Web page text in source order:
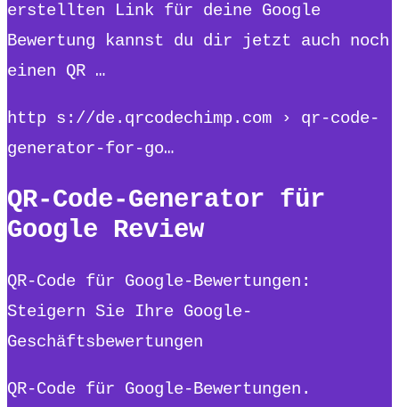
erstellten Link für deine Google
Bewertung kannst du dir jetzt auch noch
einen QR …
http s://de.qrcodechimp.com › qr-code-
generator-for-go…
QR-Code-Generator für
Google Review
QR-Code für Google-Bewertungen:
Steigern Sie Ihre Google-
Geschäftsbewertungen
QR-Code für Google-Bewertungen.